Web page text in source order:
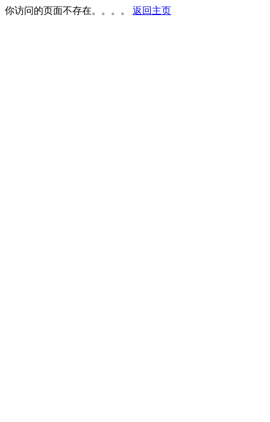
你访问的页面不存在。。。。 返回主页